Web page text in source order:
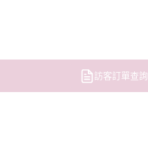
訪客訂單查詢